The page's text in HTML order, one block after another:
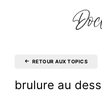
RETOUR AUX TOPICS
brulure au dessus du dos en bas